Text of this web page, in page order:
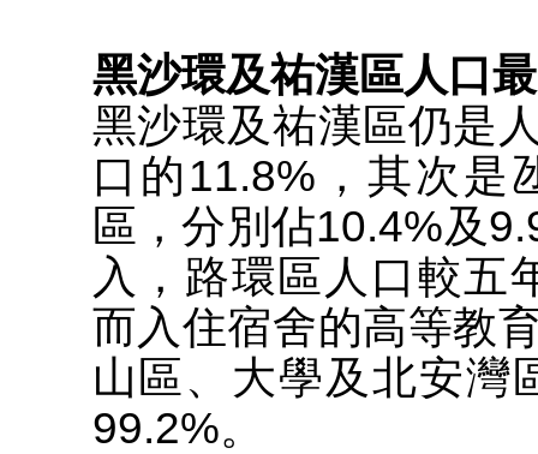
黑沙環及祐漢區人口
黑沙環及祐漢區仍是
口的11.8%，其次是
區，分別佔10.4%及
入，路環區人口較五
而入住宿舍的高等教
山區、大學及北安灣
99.2%。